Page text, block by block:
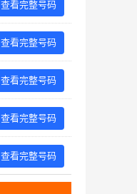
查看完整号码
查看完整号码
查看完整号码
查看完整号码
查看完整号码